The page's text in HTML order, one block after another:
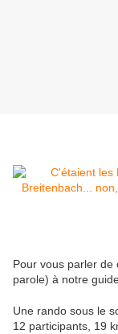
Pour vous parler de
parole) à notre
Une rando sous le
12 participants, 19